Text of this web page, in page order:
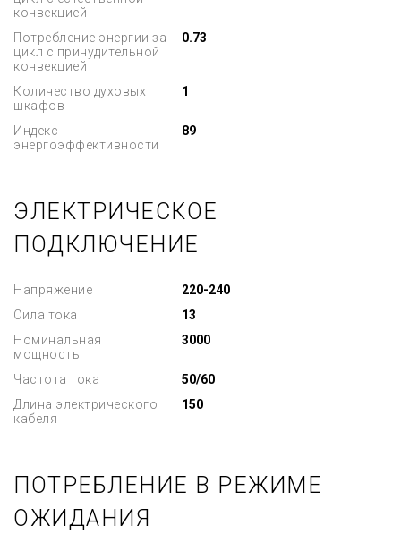
конвекцией
Потребление энергии за
цикл с принудительной
конвекцией
0.73
Количество духовых
шкафов
1
Индекс
энергоэффективности
89
ЭЛЕКТРИЧЕСКОЕ
ПОДКЛЮЧЕНИЕ
Напряжение
220-240
Сила тока
13
Номинальная
мощность
3000
Частота тока
50/60
Длина электрического
кабеля
150
ПОТРЕБЛЕНИЕ В РЕЖИМЕ
ОЖИДАНИЯ